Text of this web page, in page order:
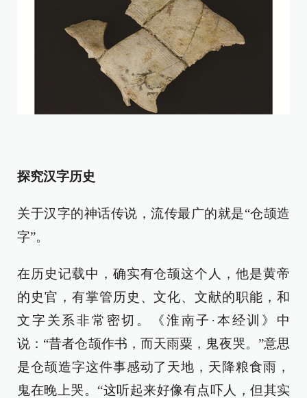
探究汉字历史
关于汉字的神话传说，流传最广的就是“仓颉造
字”。
在历史记载中，确实有仓颉这个人，他是黄帝
的史官，有掌管历史、文化、文献的职能，和
文字关系非常密切。《淮南子·本经训》中
说：“昔者仓颉作书，而天雨粟，鬼夜哭。”意思
是仓颉造字这件事感动了天地，天降粮食雨，
鬼在晚上哭。“这听起来好像有点吓人，但其实